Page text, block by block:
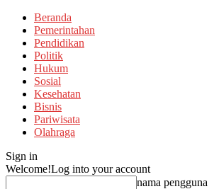
Beranda
Pemerintahan
Pendidikan
Politik
Hukum
Sosial
Kesehatan
Bisnis
Pariwisata
Olahraga
Sign in
Welcome!Log into your account
nama pengguna